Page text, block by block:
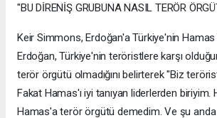
"BU DİRENİŞ GRUBUNA NASIL TERÖR
Keir Simmons, Erdoğan'a Türkiye'nin Hamas
Erdoğan, Türkiye'nin teröristlere karşı
terör örgütü olmadığını belirterek "Biz
Fakat Hamas'ı iyi tanıyan liderlerden
Hamas'a terör örgütü demedim. Ve şu